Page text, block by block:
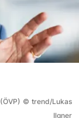
© trend/Lukas
Ilgner